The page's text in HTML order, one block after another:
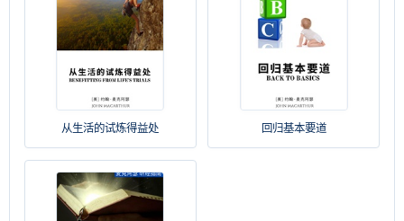
从生活的试炼得益处 回归基本要道